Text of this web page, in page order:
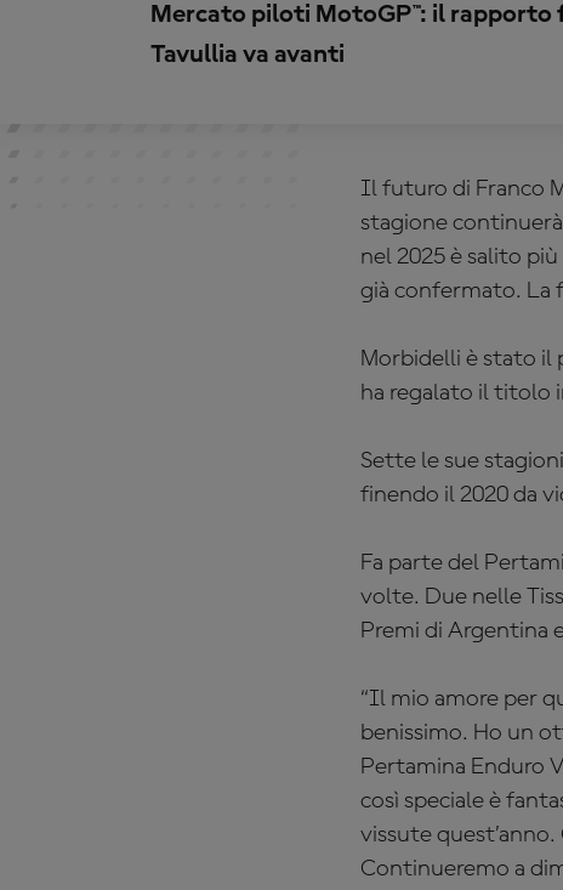
Mercato piloti MotoGP™: il
Tavullia va avanti
Il futuro di Franco
stagione
nel 2025 è salito
già confermato. La
Morbidelli è stato il
ha regalato il titolo
Sette le sue
finendo il 2020 da
Fa parte del
volte. Due nelle
Premi di Argentina
“Il mio amore per
benissimo. Ho un
Pertamina Enduro
così speciale è
vissute
Continueremo a